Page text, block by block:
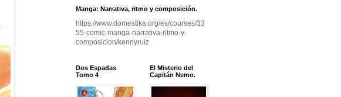
Manga: Narrativa, ritmo y composición.
https://www.domestika.org/es/courses/33
55-comic-manga-narrativa-ritmo-y-
composicion/kennyruiz
Dos Espadas
Tomo 4
El Misterio del
Capitán Nemo.